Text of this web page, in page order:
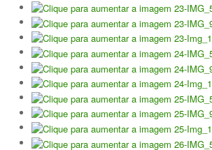
Torneio Open Aniversário
Smashtour 2016
Taça Flores Marques
Torneios Inverno e Natal
Torneio Social de Inverno